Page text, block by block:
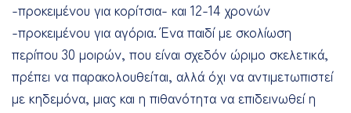
-προκειμένου για κορίτσια- και 12-14 χρονών
-προκειμένου για αγόρια. Ένα παιδί με σκολίωση
περίπου 30 μοιρών, που είναι σχεδόν ώριμο σκελετικά,
πρέπει να παρακολουθείται, αλλά όχι να αντιμετωπιστεί
με κηδεμόνα, μιας και η πιθανότητα να επιδεινωθεί η